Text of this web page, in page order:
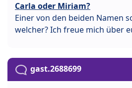
Carla oder Miriam?
Einer von den beiden Namen
welcher? Ich freue mich über
gast.2688699